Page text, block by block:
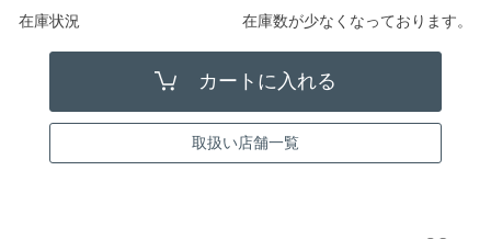
在庫状況 在庫数が少なくなっております。
取扱い店舗一覧